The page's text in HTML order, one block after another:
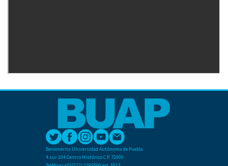
Benemérita Universidad Autónoma de Puebla
4 sur 104 Centro Histórico C.P. 72000